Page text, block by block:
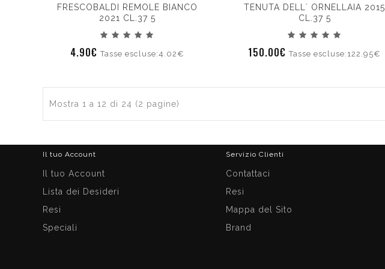
FRESCOBALDI REMOLE BIANCO
2021 CL.37 5
4.90€Tasse escluse:4.02€
TENUTA DELL´ ORNELLAIA 2015
CL.37 5
150.00€Tasse escluse:122.95€
Mostra 1 a 12 di 24 (2 pagine)
Servizio Clienti
Contattaci
Resi
Mappa del Sito
Brand
Il tuo Account
Il tuo Account
Lista dei Desideri
Resi
Speciali